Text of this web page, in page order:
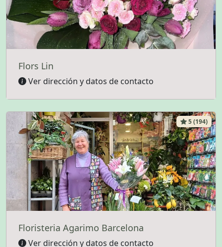
Flors Lin
Ver dirección y datos de contacto
5 (194)
Floristeria Agarimo Barcelona
Ver dirección y datos de contacto